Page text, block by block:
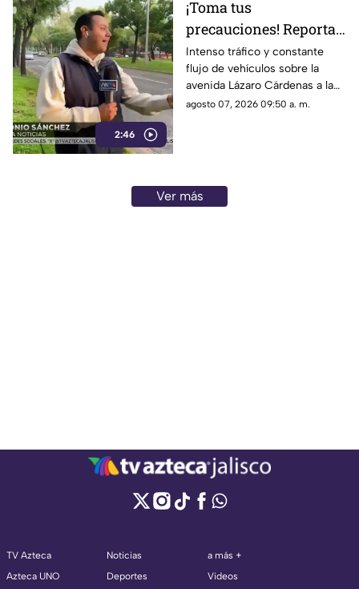
2:46
¡Toma tus
precauciones! Reportan
intensa carga
vehicular en Lázaro
Cárdenas a la altura de
El Deán
Intenso tráfico y constante
flujo de vehículos sobre la
avenida Lázaro Cárdenas a la
altura de El Deán. Conoce el
agosto 07, 2026 09:50 a. m.
Ver más
TV Azteca
Azteca UNO
Noticias
Deportes
a más +
Videos